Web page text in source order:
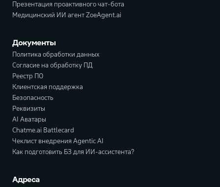
Презентация проактивного чат-бота
Медицинский ИИ агент ZoeAgent.ai
Документы
Политика обработки данных
Согласие на обработку ПД
Реестр ПО
Клиентская поддержка
Безопасность
Реквизиты
AI Аватары
Chatme.ai Battlecard
Чеклист внедрения Agentic AI
Как подготовить БЗ для ИИ-ассистента?
Адреса